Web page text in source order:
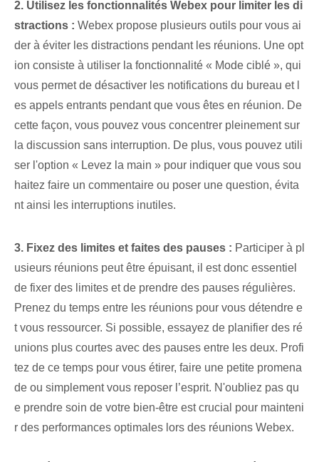
2. Utilisez les fonctionnalités Webex pour limiter les di
stractions : Webex propose plusieurs outils pour vous ai
der à éviter les distractions pendant les réunions. Une opt
ion consiste à utiliser la fonctionnalité « Mode ciblé », qui
vous permet de désactiver les notifications du bureau et l
es appels entrants pendant que vous êtes en réunion. De
cette façon, vous pouvez vous concentrer pleinement sur
la discussion sans interruption. De plus, vous pouvez utili
ser l'option « Levez la main » pour indiquer que vous sou
haitez faire un commentaire ou poser une question, évita
nt ainsi les interruptions inutiles.
3. Fixez des limites et faites des pauses : Participer à pl
usieurs réunions peut être épuisant, il est donc essentiel
de fixer des limites et de prendre des pauses régulières.
Prenez du temps entre les réunions pour vous détendre e
t vous ressourcer. Si possible, essayez de planifier des ré
unions plus courtes avec des pauses entre les deux. Profi
tez de ce temps pour vous étirer, faire une petite promena
de ou simplement vous reposer l’esprit. N'oubliez pas qu
e prendre soin de votre bien-être est crucial pour mainteni
r des performances optimales lors des réunions Webex.